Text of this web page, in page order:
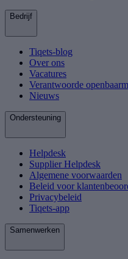
Bedrijf
Tiqets-blog
Over ons
Vacatures
Verantwoorde
Nieuws
Ondersteuning
Helpdesk
Supplier Helpdesk
Algemene voorwaarden
Beleid voor
Privacybeleid
Tiqets-app
Samenwerken